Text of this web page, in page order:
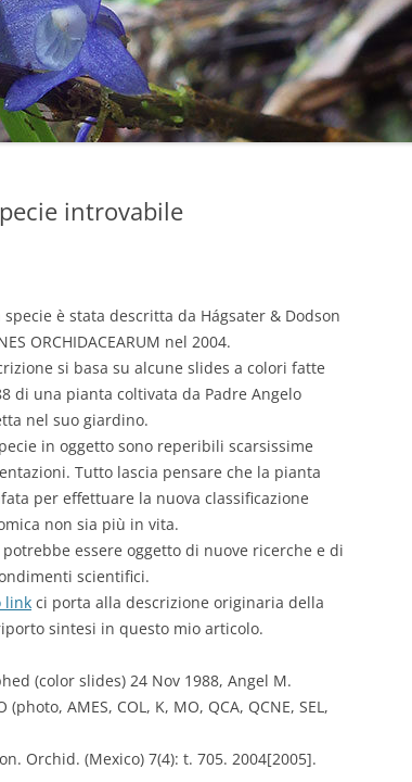
introvabile
specie è stata descritta da Hágsater & Dodson
ORCHIDACEARUM nel 2004.
si basa su alcune slides a colori fatte
di una pianta coltivata da Padre Angelo
nel suo giardino.
in oggetto sono reperibili scarsissime
Tutto lascia pensare che la pianta
per effettuare la nuova classificazione
non sia più in vita.
essere oggetto di nuove ricerche e di
scientifici.
link ci porta alla descrizione originaria della
sintesi in questo mio articolo.
(color slides) 24 Nov 1988, Angel M.
AMES, COL, K, MO, QCA, QCNE, SEL,
Orchid. (Mexico) 7(4): t. 705. 2004[2005].